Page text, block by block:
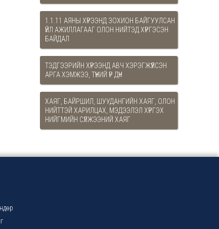
1.1.11 АЯНЫ ХҮРЭЭНД ЗОХИОН БАЙГУУЛСАН
ҮЙЛ АЖИЛЛАГААГ ОЛОН НИЙТЭД ХҮРГЭСЭН
БАЙДАЛ
ТЭДГЭЭРИЙН ХҮРЭЭНД АВЧ ХЭРЭГЖҮҮЛСЭН
АРГА ХЭМЖЭЭ, ТҮҮНИЙ ҮР ДҮН
ХАЯГ, БАЙРШИЛ, ШУУДАНГИЙН ХАЯГ, ОЛОН
НИЙТТЭЙ ХАРИЛЦАХ, МЭДЭЭЛЭЛ ХҮРГЭХ
НИЙГМИЙН СҮЛЖЭЭНИЙ ХАЯГ